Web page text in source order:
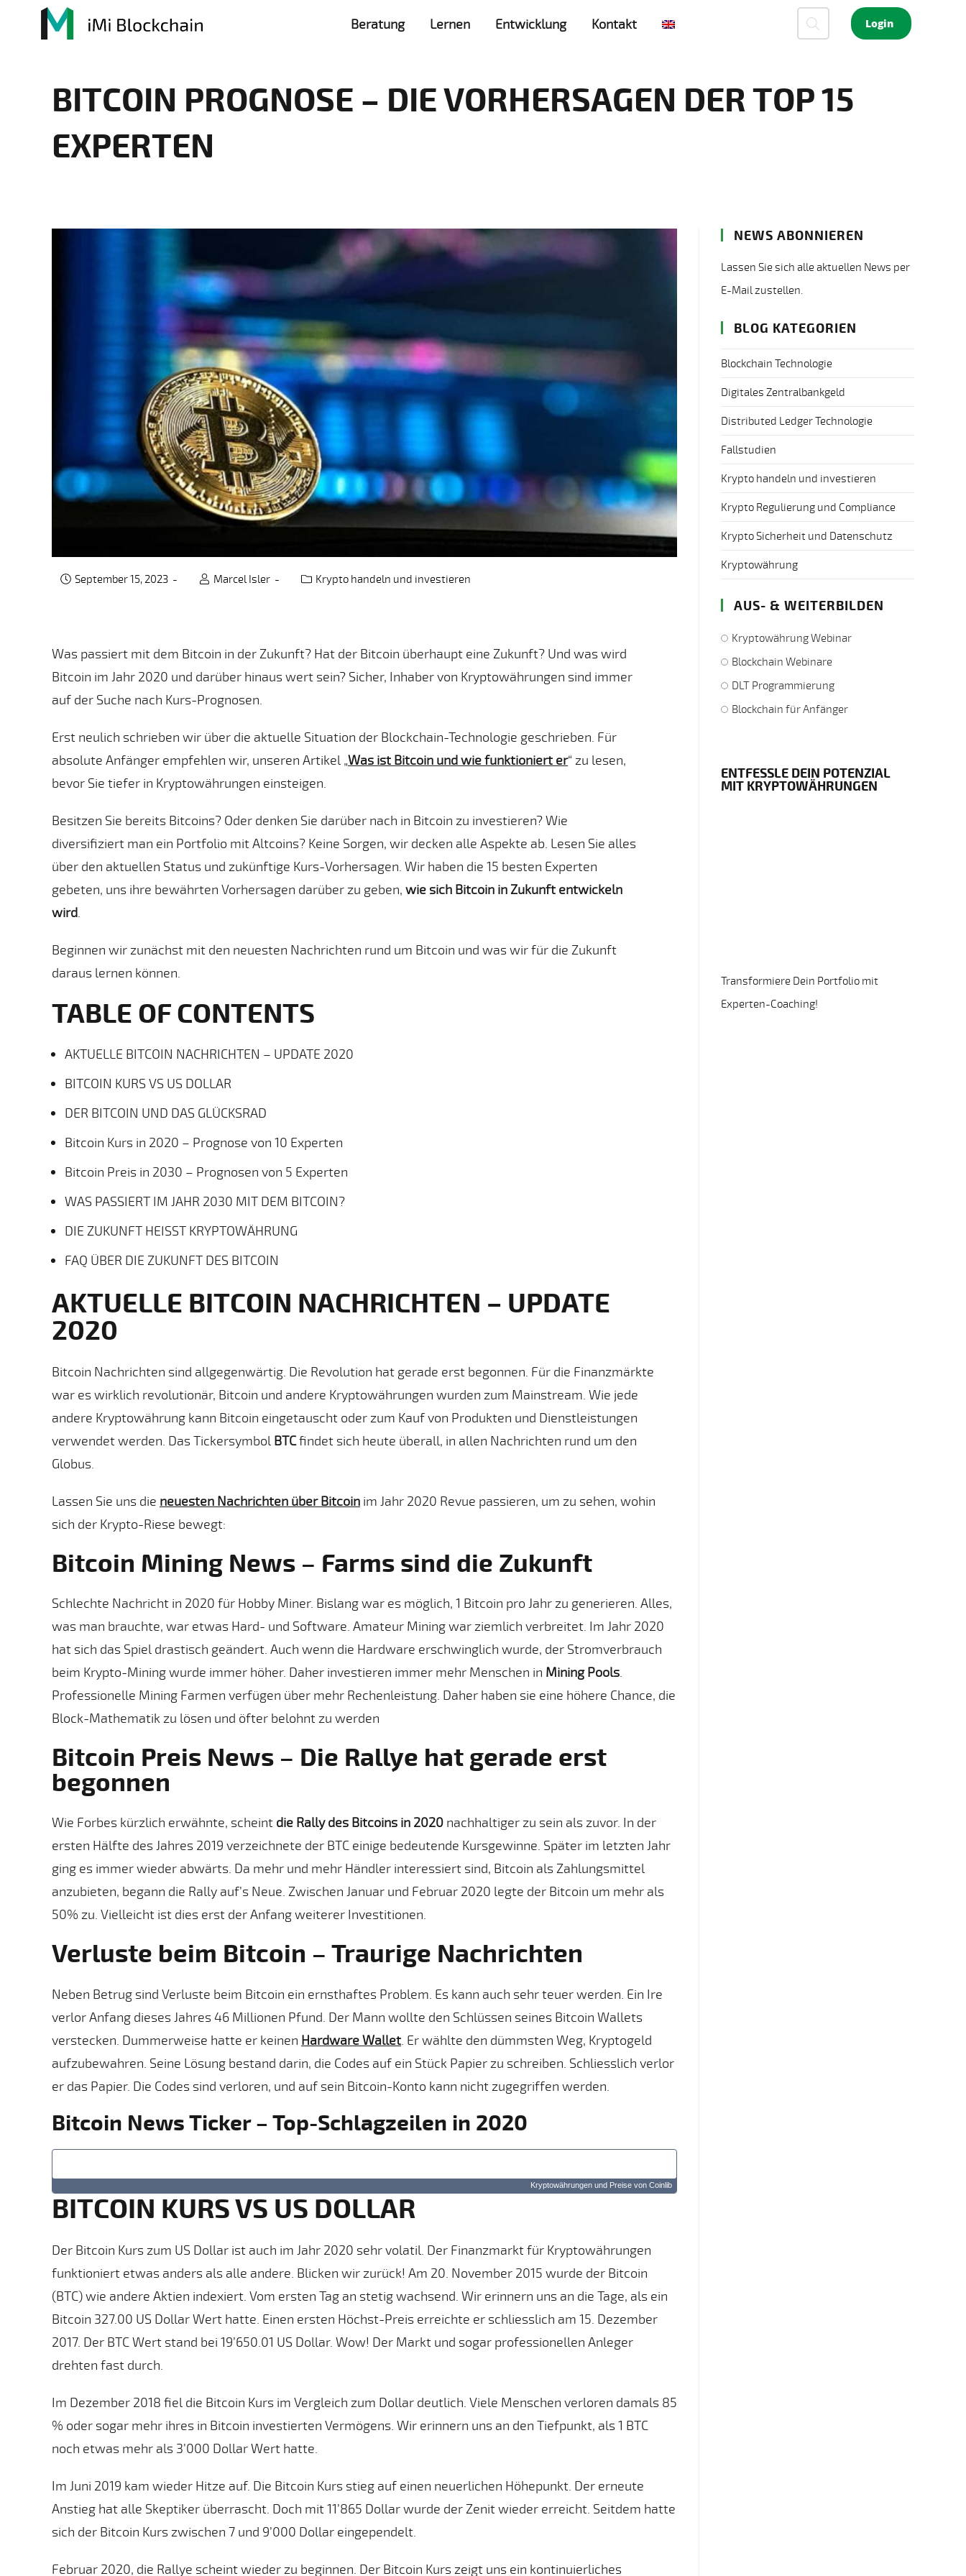
Beratung Lernen Entwicklung Kontakt Login
BITCOIN PROGNOSE – DIE VORHERSAGEN DER TOP 15
EXPERTEN
Marcel Isler
September 15, 2023 Post category:
Krypto handeln und investieren
Was passiert mit dem Bitcoin in der Zukunft? Hat der Bitcoin überhaupt eine Zukunft? Und was wird
Bitcoin im Jahr 2020 und darüber hinaus wert sein? Sicher, Inhaber von Kryptowährungen sind immer
auf der Suche nach Kurs-Prognosen.
Erst neulich schrieben wir über die aktuelle Situation der Blockchain-Technologie geschrieben. Für
absolute Anfänger empfehlen wir, unseren Artikel „Was ist Bitcoin und wie funktioniert er“ zu lesen,
bevor Sie tiefer in Kryptowährungen einsteigen.
Besitzen Sie bereits Bitcoins? Oder denken Sie darüber nach in Bitcoin zu investieren? Wie
diversifiziert man ein Portfolio mit Altcoins? Keine Sorgen, wir decken alle Aspekte ab. Lesen Sie alles
über den aktuellen Status und zukünftige Kurs-Vorhersagen. Wir haben die 15 besten Experten
gebeten, uns ihre bewährten Vorhersagen darüber zu geben, wie sich Bitcoin in Zukunft entwickeln
wird
Beginnen wir zunächst mit den neuesten Nachrichten rund um Bitcoin und was wir für die Zukunft
daraus lernen können.
TABLE OF CONTENTS
AKTUELLE BITCOIN NACHRICHTEN – UPDATE 2020
BITCOIN KURS VS US DOLLAR
DER BITCOIN UND DAS GLÜCKSRAD
Bitcoin Kurs in 2020 – Prognose von 10 Experten
Bitcoin Preis in 2030 – Prognosen von 5 Experten
WAS PASSIERT IM JAHR 2030 MIT DEM BITCOIN?
DIE ZUKUNFT HEISST KRYPTOWÄHRUNG
FAQ ÜBER DIE ZUKUNFT DES BITCOIN
AKTUELLE BITCOIN NACHRICHTEN – UPDATE
2020
Bitcoin Nachrichten sind allgegenwärtig. Die Revolution hat gerade erst begonnen. Für die Finanzmärkte
war es wirklich revolutionär, Bitcoin und andere Kryptowährungen wurden zum Mainstream. Wie jede
andere Kryptowährung kann Bitcoin eingetauscht oder zum Kauf von Produkten und Dienstleistungen
verwendet werden. Das Tickersymbol BTCfindet sich heute überall, in allen Nachrichten rund um den
Globus.
Lassen Sie uns die neuesten Nachrichten über Bitcoin im Jahr 2020 Revue passieren, um zu sehen, wohin
sich der Krypto-Riese bewegt:
Bitcoin Mining News – Farms sind die Zukunft
Schlechte Nachricht in 2020 für Hobby Miner. Bislang war es möglich, 1 Bitcoin pro Jahr zu generieren. Alles,
was man brauchte, war etwas Hard- und Software. Amateur Mining war ziemlich verbreitet. Im Jahr 2020
hat sich das Spiel drastisch geändert. Auch wenn die Hardware erschwinglich wurde, der Stromverbrauch
beim Krypto-Mining wurde immer höher. Daher investieren immer mehr Menschen in Mining Pools.
Professionelle Mining Farmen verfügen über mehr Rechenleistung. Daher haben sie eine höhere Chance, die
Block-Mathematik zu lösen und öfter belohnt zu werden
Bitcoin Preis News – Die Rallye hat gerade erst
begonnen
Wie Forbes kürzlich erwähnte, scheint die Rally des Bitcoins in 2020 nachhaltiger zu sein als zuvor. In der
ersten Hälfte des Jahres 2019 verzeichnete der BTC einige bedeutende Kursgewinne. Später im letzten Jahr
ging es immer wieder abwärts. Da mehr und mehr Händler interessiert sind, Bitcoin als Zahlungsmittel
anzubieten, begann die Rally auf’s Neue. Zwischen Januar und Februar 2020 legte der Bitcoin um mehr als
50% zu. Vielleicht ist dies erst der Anfang weiterer Investitionen.
Verluste beim Bitcoin – Traurige Nachrichten
Neben Betrug sind Verluste beim Bitcoin ein ernsthaftes Problem. Es kann auch sehr teuer werden. Ein Ire
verlor Anfang dieses Jahres 46 Millionen Pfund. Der Mann wollte den Schlüssen seines Bitcoin Wallets
verstecken. Dummerweise hatte er keinen Hardware Wallet. Er wählte den dümmsten Weg, Kryptogeld
aufzubewahren. Seine Lösung bestand darin, die Codes auf ein Stück Papier zu schreiben. Schliesslich verlor
er das Papier. Die Codes sind verloren, und auf sein Bitcoin-Konto kann nicht zugegriffen werden.
Bitcoin News Ticker – Top-Schlagzeilen in 2020
Kryptowährungen und Preise von Coinlib
BITCOIN KURS VS US DOLLAR
Der Bitcoin Kurs zum US Dollar ist auch im Jahr 2020 sehr volatil. Der Finanzmarkt für Kryptowährungen
funktioniert etwas anders als alle andere. Blicken wir zurück! Am 20. November 2015 wurde der Bitcoin
(BTC) wie andere Aktien indexiert. Vom ersten Tag an stetig wachsend. Wir erinnern uns an die Tage, als ein
Bitcoin 327.00 US Dollar Wert hatte. Einen ersten Höchst-Preis erreichte er schliesslich am 15. Dezember
2017. Der BTC Wert stand bei 19’650.01 US Dollar. Wow! Der Markt und sogar professionellen Anleger
drehten fast durch.
Im Dezember 2018 fiel die Bitcoin Kurs im Vergleich zum Dollar deutlich. Viele Menschen verloren damals 85
% oder sogar mehr ihres in Bitcoin investierten Vermögens. Wir erinnern uns an den Tiefpunkt, als 1 BTC
noch etwas mehr als 3’000 Dollar Wert hatte.
Im Juni 2019 kam wieder Hitze auf. Die Bitcoin Kurs stieg auf einen neuerlichen Höhepunkt. Der erneute
Anstieg hat alle Skeptiker überrascht. Doch mit 11’865 Dollar wurde der Zenit wieder erreicht. Seitdem hatte
sich der Bitcoin Kurs zwischen 7 und 9’000 Dollar eingependelt.
Februar 2020, die Rallye scheint wieder zu beginnen. Der Bitcoin Kurs zeigt uns ein kontinuierliches
NEWS ABONNIEREN
Lassen Sie sich alle aktuellen News per
E-Mail zustellen.
BLOG KATEGORIEN
Blockchain Technologie
Digitales Zentralbankgeld
Distributed Ledger Technologie
Fallstudien
Krypto handeln und investieren
Krypto Regulierung und Compliance
Krypto Sicherheit und Datenschutz
Kryptowährung
AUS- & WEITERBILDEN
Kryptowährung Webinar
Blockchain Webinare
DLT Programmierung
Blockchain für Anfänger
ENTFESSLE DEIN POTENZIAL
MIT KRYPTOWÄHRUNGEN
Transformiere Dein Portfolio mit
Experten-Coaching!